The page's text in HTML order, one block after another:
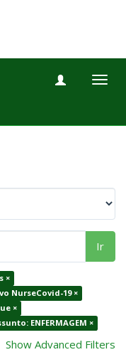
Ir
×
NurseCovid-19 ×
×
ENFERMAGEM ×
Show Advanced Filters